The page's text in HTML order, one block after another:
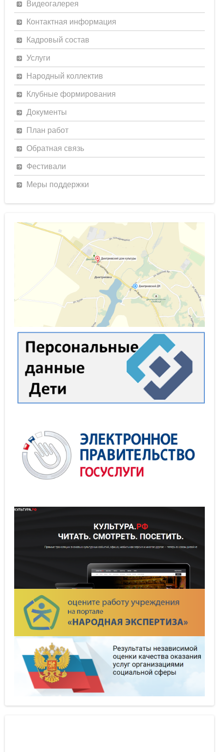
Видеогалерея
Контактная информация
Кадровый состав
Услуги
Народный коллектив
Клубные формирования
Документы
План работ
Обратная связь
Фестивали
Меры поддержки